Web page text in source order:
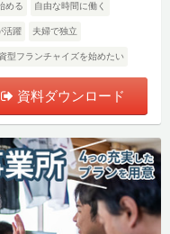
める 自由な時間に働く
活躍 夫婦で独立
型フランチャイズを始めたい
資料ダウンロード